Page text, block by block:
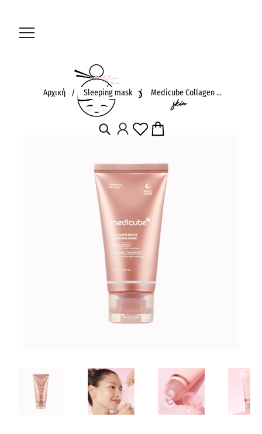
Αρχική / Sleeping mask / Medicube Collagen ...